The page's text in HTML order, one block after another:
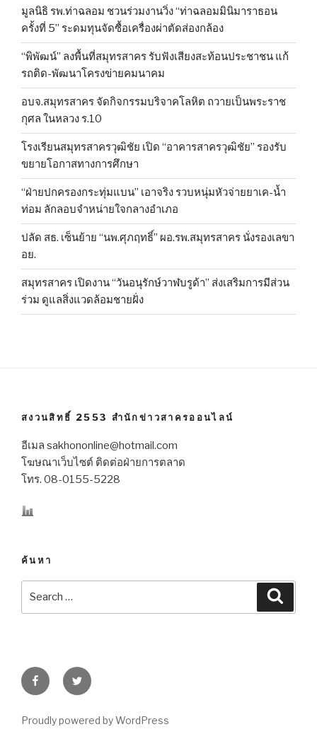
มูลนิธิ รพ.ท่าฉลอม ชวนร่วมงานวิ่ง “ท่าฉลอมมินิมาราธอน
ครั้งที่ 5” ระดมทุนจัดซื้อเครื่องผ่าตัดส่องกล้อง
“พิพัฒน์” ลงพื้นที่สมุทรสาคร รับฟังเสียงสะท้อนประชาชน แก้
รถติด-พัฒนาโครงข่ายคมนาคม
อบจ.สมุทรสาคร จัดกิจกรรมบริจาคโลหิต ถวายเป็นพระราช
กุศล ในหลวง ร.10
โรงเรียนสมุทรสาครวุฒิชัย เปิด “อาคารสาครวุฒิชัย” รองรับ
ขยายโอกาสทางการศึกษา
“ฝ่ายปกครองกระทุ่มแบน” เอาจริง รวบหนุ่มหัวจ่ายยาเค-น้ำ
ท่อม ลักลอบจำหน่ายใจกลางอำเภอ
ปลัด สธ. เซ็นย้าย “นพ.ศุภฤทธิ์” ผอ.รพ.สมุทรสาคร นั่งรองเลขา
อย.
สมุทรสาคร เปิดงาน “วันอนุรักษ์วาฬบรูด้า” ส่งเสริมการมีส่วน
ร่วม ดูแลสิ่งแวดล้อมชายฝั่ง
สงวนสิทธิ์ 2553 สำนักข่าวสาครออนไลน์
อีเมล sakhononline@hotmail.com
โฆษณาเว็บไซต์ ติดต่อฝ่ายการตลาด
โทร. 08-0155-5228
ค้นหา
FacebookTwitter
Proudly powered by WordPress